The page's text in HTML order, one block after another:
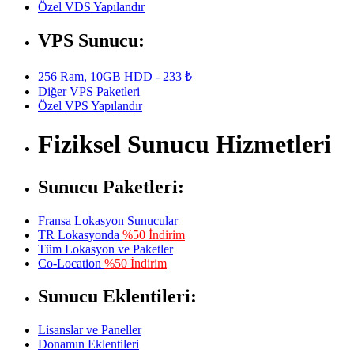
Özel VDS Yapılandır
VPS Sunucu:
256 Ram, 10GB HDD - 233 ₺
Diğer VPS Paketleri
Özel VPS Yapılandır
Fiziksel Sunucu Hizmetleri
Sunucu Paketleri:
Fransa Lokasyon Sunucular
TR Lokasyonda %50 İndirim
Tüm Lokasyon ve Paketler
Co-Location %50 İndirim
Sunucu Eklentileri:
Lisanslar ve Paneller
Donamın Eklentileri